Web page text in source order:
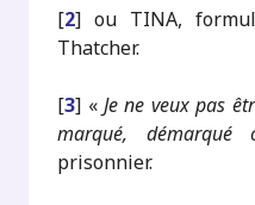
[2] ou TINA,
Thatcher.
[3] « Je ne veux pas
marqué, démarqué
prisonnier.